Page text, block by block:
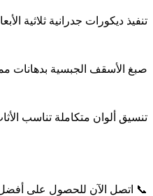
تنفيذ ديكورات جدرانية ثلاثية
صبغ الأسقف الجبسية بدهانات
تنسيق ألوان متكاملة تناسب
📞 اتصل الآن للحصول على